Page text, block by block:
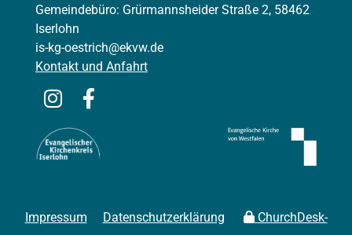
Gemeindebüro: Grürmannsheider Straße 2, 58462
Iserlohn
is-kg-oestrich@ekvw.de
Kontakt und Anfahrt
Impressum Datenschutzerklärung ChurchDesk-